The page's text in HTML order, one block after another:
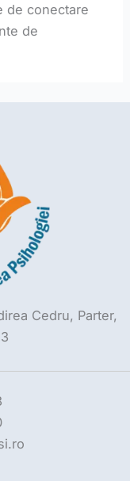
de conectare
de
Cedru, Parter,